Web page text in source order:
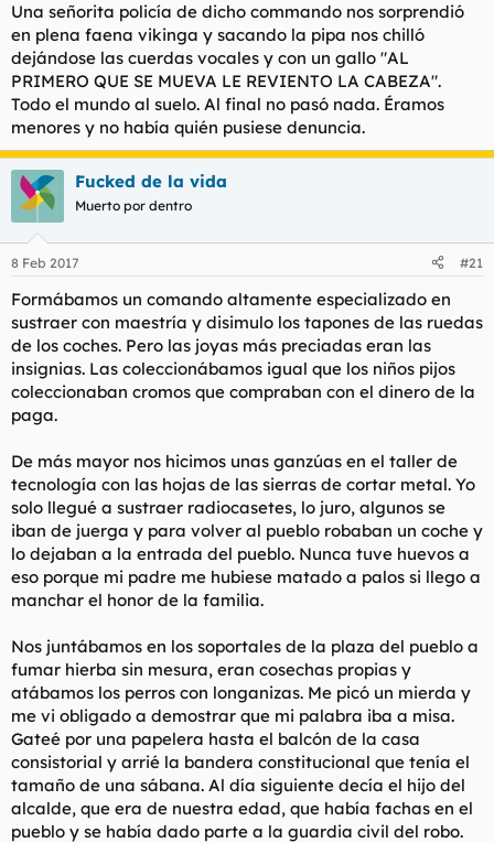
Una señorita policía de dicho commando nos sorprendió
en plena faena vikinga y sacando la pipa nos chilló
dejándose las cuerdas vocales y con un gallo "AL
PRIMERO QUE SE MUEVA LE REVIENTO LA CABEZA".
Todo el mundo al suelo. Al final no pasó nada. Éramos
menores y no había quién pusiese denuncia.
Fucked de la vida
Muerto por dentro
8 Feb 2017 #21
Formábamos un comando altamente especializado en
sustraer con maestría y disimulo los tapones de las ruedas
de los coches. Pero las joyas más preciadas eran las
insignias. Las coleccionábamos igual que los niños pijos
coleccionaban cromos que compraban con el dinero de la
paga.
De más mayor nos hicimos unas ganzúas en el taller de
tecnología con las hojas de las sierras de cortar metal. Yo
solo llegué a sustraer radiocasetes, lo juro, algunos se
iban de juerga y para volver al pueblo robaban un coche y
lo dejaban a la entrada del pueblo. Nunca tuve huevos a
eso porque mi padre me hubiese matado a palos si llego a
manchar el honor de la familia.
Nos juntábamos en los soportales de la plaza del pueblo a
fumar hierba sin mesura, eran cosechas propias y
atábamos los perros con longanizas. Me picó un mierda y
me vi obligado a demostrar que mi palabra iba a misa.
Gateé por una papelera hasta el balcón de la casa
consistorial y arrié la bandera constitucional que tenía el
tamaño de una sábana. Al día siguiente decía el hijo del
alcalde, que era de nuestra edad, que había fachas en el
pueblo y se había dado parte a la guardia civil del robo.